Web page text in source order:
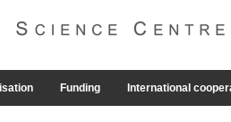
Funding International